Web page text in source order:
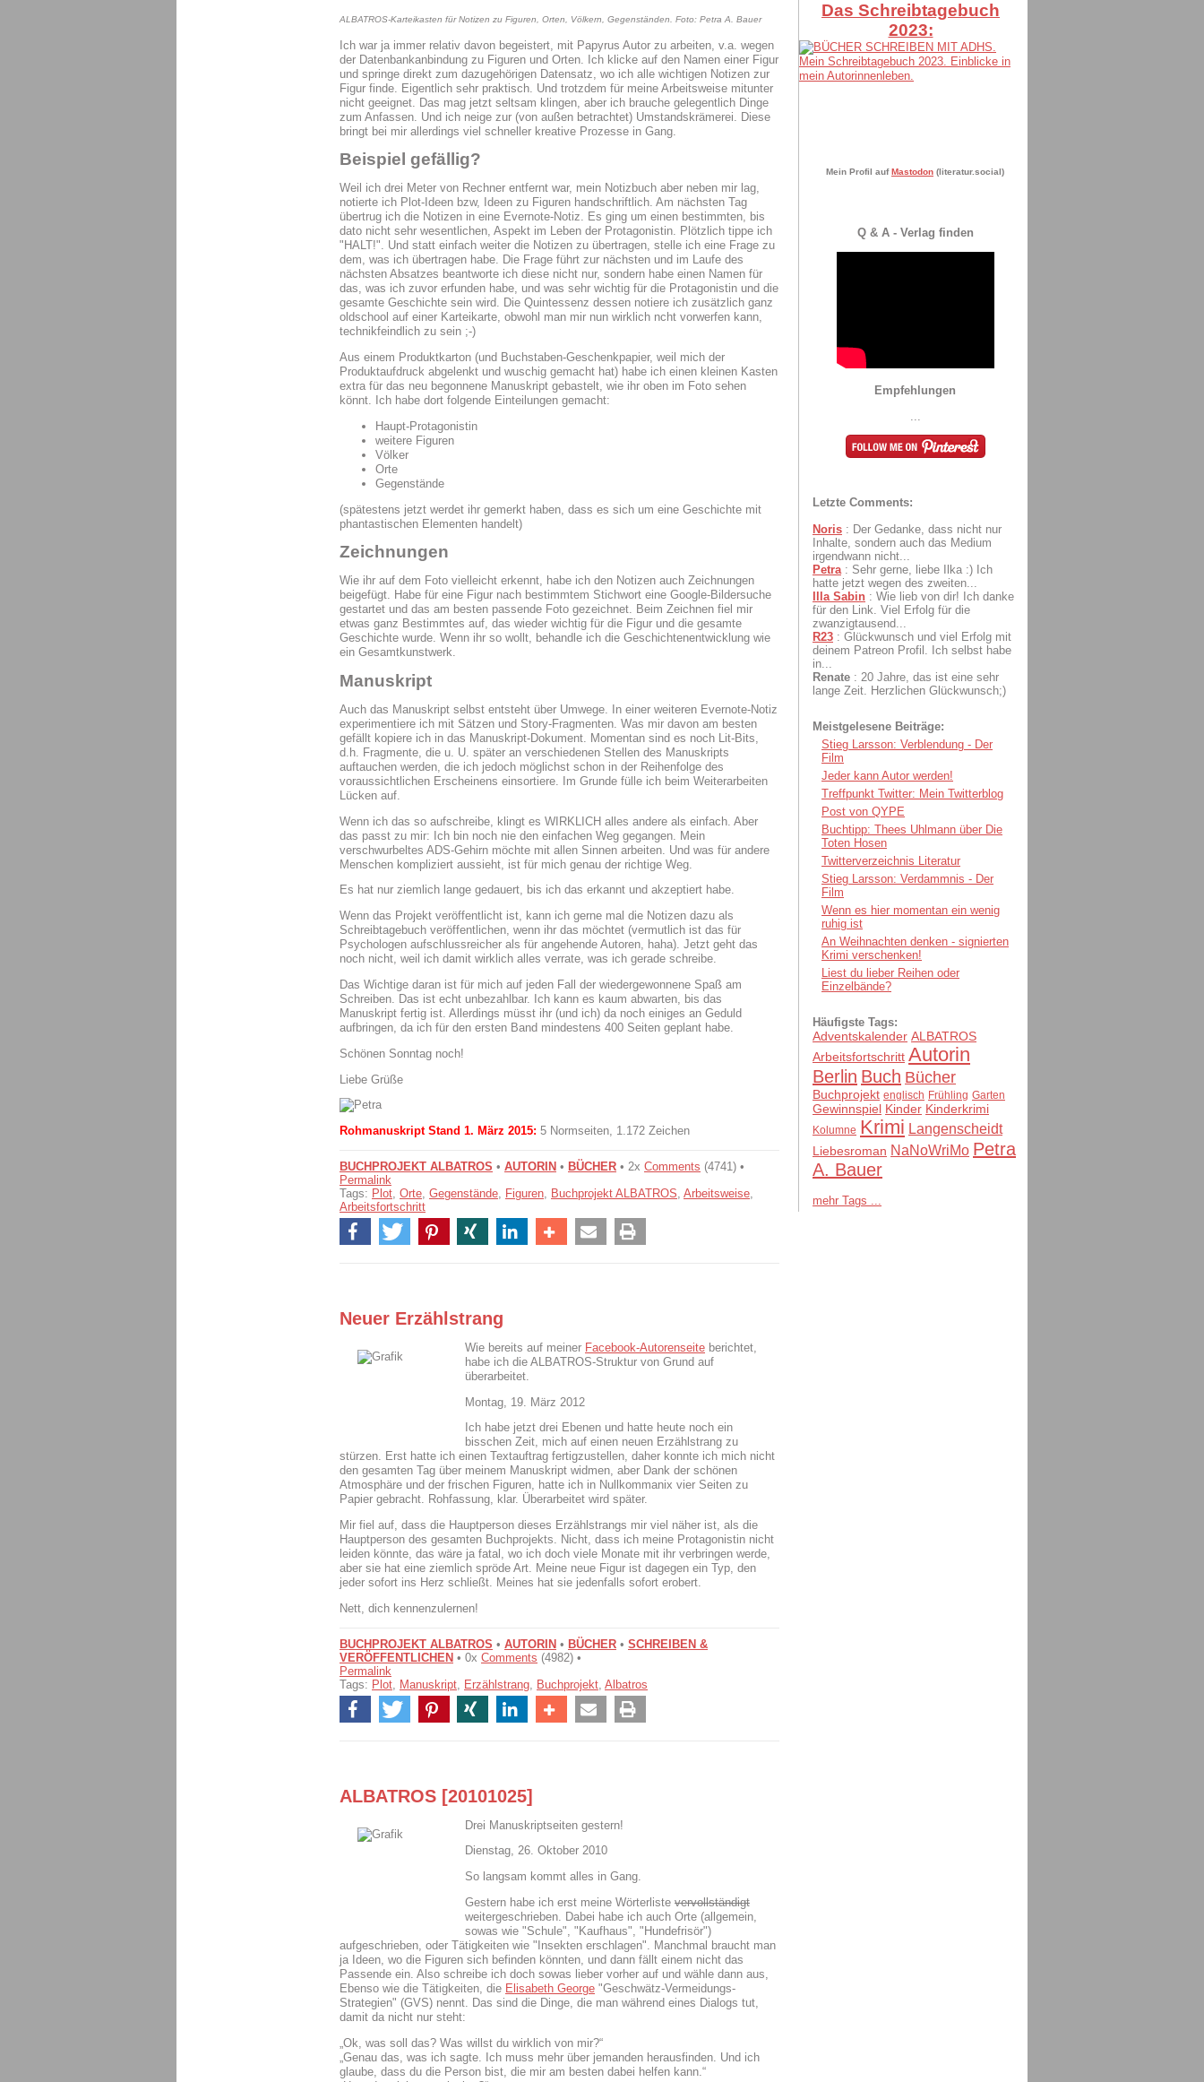
ALBATROS-Karteikasten für Notizen zu Figuren, Orten, Völkern, Gegenständen. Foto: Petra A. Bauer
Ich war ja immer relativ davon begeistert, mit Papyrus Autor zu arbeiten, v.a. wegen
der Datenbankanbindung zu Figuren und Orten. Ich klicke auf den Namen einer Figur
und springe direkt zum dazugehörigen Datensatz, wo ich alle wichtigen Notizen zur
Figur finde. Eigentlich sehr praktisch. Und trotzdem für meine Arbeitsweise mitunter
nicht geeignet. Das mag jetzt seltsam klingen, aber ich brauche gelegentlich Dinge
zum Anfassen. Und ich neige zur (von außen betrachtet) Umstandskrämerei. Diese
bringt bei mir allerdings viel schneller kreative Prozesse in Gang.
Beispiel gefällig?
Weil ich drei Meter von Rechner entfernt war, mein Notizbuch aber neben mir lag,
notierte ich Plot-Ideen bzw, Ideen zu Figuren handschriftlich. Am nächsten Tag
übertrug ich die Notizen in eine Evernote-Notiz. Es ging um einen bestimmten, bis
dato nicht sehr wesentlichen, Aspekt im Leben der Protagonistin. Plötzlich tippe ich
"HALT!". Und statt einfach weiter die Notizen zu übertragen, stelle ich eine Frage zu
dem, was ich übertragen habe. Die Frage führt zur nächsten und im Laufe des
nächsten Absatzes beantworte ich diese nicht nur, sondern habe einen Namen für
das, was ich zuvor erfunden habe, und was sehr wichtig für die Protagonistin und die
gesamte Geschichte sein wird. Die Quintessenz dessen notiere ich zusätzlich ganz
oldschool auf einer Karteikarte, obwohl man mir nun wirklich ncht vorwerfen kann,
technikfeindlich zu sein ;-)
Aus einem Produktkarton (und Buchstaben-Geschenkpapier, weil mich der
Produktaufdruck abgelenkt und wuschig gemacht hat) habe ich einen kleinen Kasten
extra für das neu begonnene Manuskript gebastelt, wie ihr oben im Foto sehen
könnt. Ich habe dort folgende Einteilungen gemacht:
Haupt-Protagonistin
weitere Figuren
Völker
Orte
Gegenstände
(spätestens jetzt werdet ihr gemerkt haben, dass es sich um eine Geschichte mit
phantastischen Elementen handelt)
Zeichnungen
Wie ihr auf dem Foto vielleicht erkennt, habe ich den Notizen auch Zeichnungen
beigefügt. Habe für eine Figur nach bestimmtem Stichwort eine Google-Bildersuche
gestartet und das am besten passende Foto gezeichnet. Beim Zeichnen fiel mir
etwas ganz Bestimmtes auf, das wieder wichtig für die Figur und die gesamte
Geschichte wurde. Wenn ihr so wollt, behandle ich die Geschichtenentwicklung wie
ein Gesamtkunstwerk.
Manuskript
Auch das Manuskript selbst entsteht über Umwege. In einer weiteren Evernote-Notiz
experimentiere ich mit Sätzen und Story-Fragmenten. Was mir davon am besten
gefällt kopiere ich in das Manuskript-Dokument. Momentan sind es noch Lit-Bits,
d.h. Fragmente, die u. U. später an verschiedenen Stellen des Manuskripts
auftauchen werden, die ich jedoch möglichst schon in der Reihenfolge des
voraussichtlichen Erscheinens einsortiere. Im Grunde fülle ich beim Weiterarbeiten
Lücken auf.
Wenn ich das so aufschreibe, klingt es WIRKLICH alles andere als einfach. Aber
das passt zu mir: Ich bin noch nie den einfachen Weg gegangen. Mein
verschwurbeltes ADS-Gehirn möchte mit allen Sinnen arbeiten. Und was für andere
Menschen kompliziert aussieht, ist für mich genau der richtige Weg.
Es hat nur ziemlich lange gedauert, bis ich das erkannt und akzeptiert habe.
Wenn das Projekt veröffentlicht ist, kann ich gerne mal die Notizen dazu als
Schreibtagebuch veröffentlichen, wenn ihr das möchtet (vermutlich ist das für
Psychologen aufschlussreicher als für angehende Autoren, haha). Jetzt geht das
noch nicht, weil ich damit wirklich alles verrate, was ich gerade schreibe.
Das Wichtige daran ist für mich auf jeden Fall der wiedergewonnene Spaß am
Schreiben. Das ist echt unbezahlbar. Ich kann es kaum abwarten, bis das
Manuskript fertig ist. Allerdings müsst ihr (und ich) da noch einiges an Geduld
aufbringen, da ich für den ersten Band mindestens 400 Seiten geplant habe.
Schönen Sonntag noch!
Liebe Grüße
Rohmanuskript Stand 1. März 2015: 5 Normseiten, 1.172 Zeichen
BUCHPROJEKT ALBATROS • AUTORIN • BÜCHER • 2x Comments (4741) •
Permalink
Tags: Plot, Orte, Gegenstände, Figuren, Buchprojekt ALBATROS, Arbeitsweise,
Arbeitsfortschritt
Neuer Erzählstrang
Wie bereits auf meiner Facebook-Autorenseite berichtet,
habe ich die ALBATROS-Struktur von Grund auf
überarbeitet.
Montag, 19. März 2012
Ich habe jetzt drei Ebenen und hatte heute noch ein
bisschen Zeit, mich auf einen neuen Erzählstrang zu
stürzen. Erst hatte ich einen Textauftrag fertigzustellen, daher konnte ich mich nicht
den gesamten Tag über meinem Manuskript widmen, aber Dank der schönen
Atmosphäre und der frischen Figuren, hatte ich in Nullkommanix vier Seiten zu
Papier gebracht. Rohfassung, klar. Überarbeitet wird später.
Mir fiel auf, dass die Hauptperson dieses Erzählstrangs mir viel näher ist, als die
Hauptperson des gesamten Buchprojekts. Nicht, dass ich meine Protagonistin nicht
leiden könnte, das wäre ja fatal, wo ich doch viele Monate mit ihr verbringen werde,
aber sie hat eine ziemlich spröde Art. Meine neue Figur ist dagegen ein Typ, den
jeder sofort ins Herz schließt. Meines hat sie jedenfalls sofort erobert.
Nett, dich kennenzulernen!
BUCHPROJEKT ALBATROS • AUTORIN • BÜCHER • SCHREIBEN &
VERÖFFENTLICHEN • 0x Comments (4982) •
Permalink
Tags: Plot Manuskript Erzählstrang Buchprojekt Albatros
ALBATROS [20101025]
Drei Manuskriptseiten gestern!
Dienstag, 26. Oktober 2010
So langsam kommt alles in Gang.
Gestern habe ich erst meine Wörterliste vervollständigt
weitergeschrieben. Dabei habe ich auch Orte (allgemein,
sowas wie "Schule", "Kaufhaus", "Hundefrisör")
aufgeschrieben, oder Tätigkeiten wie "Insekten erschlagen". Manchmal braucht man
ja Ideen, wo die Figuren sich befinden könnten, und dann fällt einem nicht das
Passende ein. Also schreibe ich doch sowas lieber vorher auf und wähle dann aus,
Ebenso wie die Tätigkeiten, die Elisabeth George "Geschwätz-Vermeidungs-
Strategien" (GVS) nennt. Das sind die Dinge, die man während eines Dialogs tut,
damit da nicht nur steht:
„Ok, was soll das? Was willst du wirklich von mir?“
„Genau das, was ich sagte. Ich muss mehr über jemanden herausfinden. Und ich
glaube, dass du die Person bist, die mir am besten dabei helfen kann.“
Das Schreibtagebuch
2023:
Mein Profil auf Mastodon (literatur.social)
Q & A - Verlag finden
Empfehlungen
Letzte Comments:
Noris : Der Gedanke, dass nicht nur
Inhalte, sondern auch das Medium
irgendwann nicht...
Petra : Sehr gerne, liebe Ilka :) Ich
hatte jetzt wegen des zweiten...
Illa Sabin : Wie lieb von dir! Ich danke
für den Link. Viel Erfolg für die
zwanzigtausend...
R23 : Glückwunsch und viel Erfolg mit
deinem Patreon Profil. Ich selbst habe
in...
Renate : 20 Jahre, das ist eine sehr
lange Zeit. Herzlichen Glückwunsch;)
Meistgelesene Beiträge:
Stieg Larsson: Verblendung - Der
Film
Jeder kann Autor werden!
Treffpunkt Twitter: Mein Twitterblog
Post von QYPE
Buchtipp: Thees Uhlmann über Die
Toten Hosen
Twitterverzeichnis Literatur
Stieg Larsson: Verdammnis - Der
Film
Wenn es hier momentan ein wenig
ruhig ist
An Weihnachten denken - signierten
Krimi verschenken!
Liest du lieber Reihen oder
Einzelbände?
Häufigste Tags:
Adventskalender ALBATROS
Arbeitsfortschritt Autorin
Berlin Buch Bücher
Buchprojekt englisch Frühling Garten
Gewinnspiel Kinder Kinderkrimi
Kolumne Krimi Langenscheidt
Liebesroman NaNoWriMo Petra
A. Bauer
mehr Tags ...